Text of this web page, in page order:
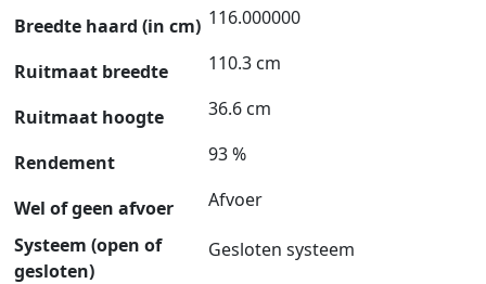
Breedte haard (in cm) 116.000000
Ruitmaat breedte 110.3 cm
Ruitmaat hoogte 36.6 cm
Rendement 93 %
Wel of geen afvoer
Afvoer
Systeem (open of
gesloten)
Gesloten systeem